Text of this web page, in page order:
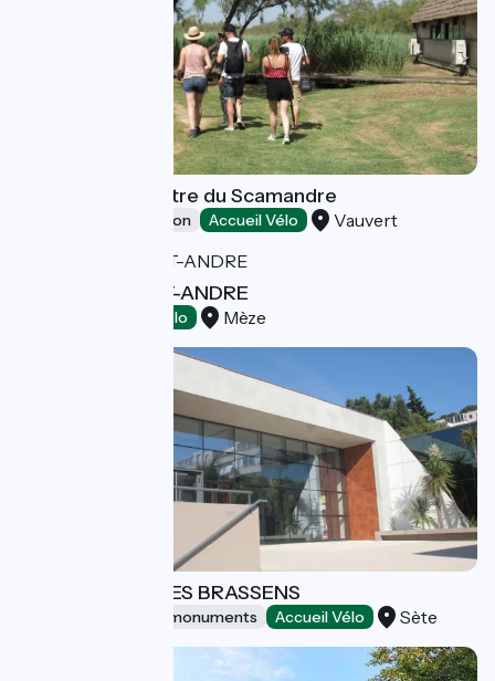
Visits to the Centre du Scamandre
Leisure and recreation Accueil Vélo Vauvert
DOMAINE SAINT-ANDRE
Accueil Vélo Mèze
ESPACE GEORGES BRASSENS
Sites and historical monuments Accueil Vélo Sète